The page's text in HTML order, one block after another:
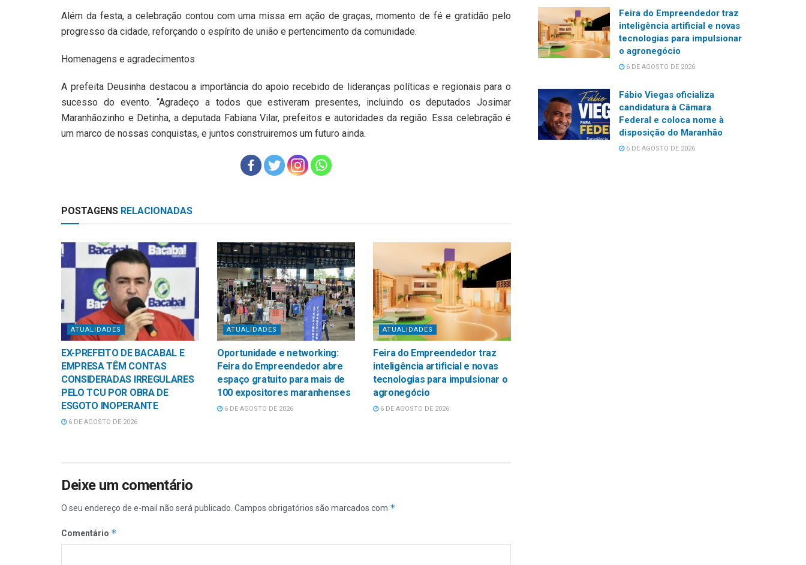
Além da festa, a celebração contou com uma missa em ação de graças, momento de fé e gratidão pelo
progresso da cidade, reforçando o espírito de união e pertencimento da comunidade.
Homenagens e agradecimentos
A prefeita Deusinha destacou a importância do apoio recebido de lideranças políticas e regionais para o
sucesso do evento. “Agradeço a todos que estiveram presentes, incluindo os deputados Josimar
Maranhãozinho e Detinha, a deputada Fabiana Vilar, prefeitos e autoridades da região. Essa celebração é
um marco de nossas conquistas, e juntos construiremos um futuro ainda.
POSTAGENS RELACIONADAS
ATUALIDADES
EX-PREFEITO DE BACABAL E
EMPRESA TÊM CONTAS
CONSIDERADAS IRREGULARES
PELO TCU POR OBRA DE
ESGOTO INOPERANTE
6 DE AGOSTO DE 2026
ATUALIDADES
Oportunidade e networking:
Feira do Empreendedor abre
espaço gratuito para mais de
100 expositores maranhenses
6 DE AGOSTO DE 2026
ATUALIDADES
Feira do Empreendedor traz
inteligência artificial e novas
tecnologias para impulsionar o
agronegócio
6 DE AGOSTO DE 2026
Deixe um comentário
O seu endereço de e-mail não será publicado. Campos obrigatórios são marcados com *
Comentário *
Feira do Empreendedor traz
inteligência artificial e novas
tecnologias para impulsionar
o agronegócio
6 DE AGOSTO DE 2026
Fábio Viegas oficializa
candidatura à Câmara
Federal e coloca nome à
disposição do Maranhão
6 DE AGOSTO DE 2026